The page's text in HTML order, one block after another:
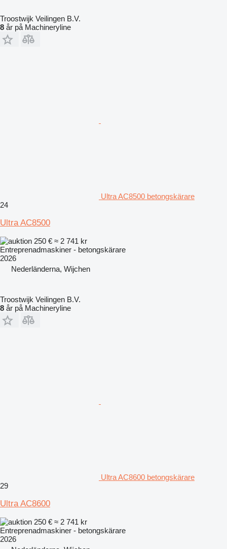
Troostwijk Veilingen B.V.
8 år på Machineryline
Ultra AC8500 betongskärare
24
Ultra AC8500
250 € ≈ 2 741 kr
Entreprenadmaskiner - betongskärare
2026
Nederländerna, Wijchen
Troostwijk Veilingen B.V.
8 år på Machineryline
Ultra AC8600 betongskärare
29
Ultra AC8600
250 € ≈ 2 741 kr
Entreprenadmaskiner - betongskärare
2026